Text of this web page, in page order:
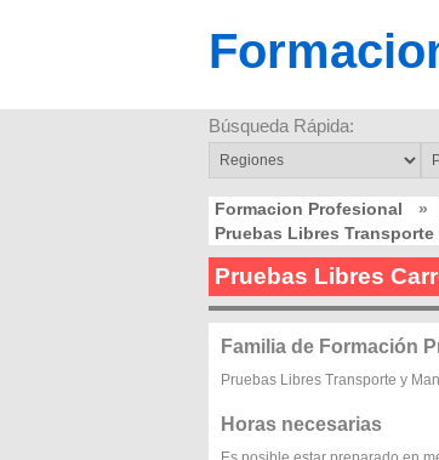
Búsqueda Rápida:
Formacion Profesional »
Pruebas Libres
Pruebas Libres
Familia de Formación
Pruebas Libres Transporte y
Horas necesarias